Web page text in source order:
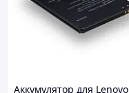
Аккумулятор для Lenovo